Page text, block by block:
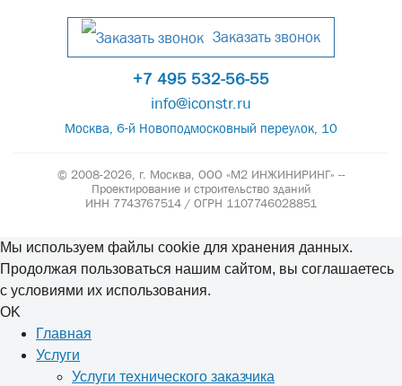
Заказать звонок
+7 495 532-56-55
info@iconstr.ru
Москва, 6-й Новоподмосковный переулок, 10
© 2008-2026, г. Москва, ООО «М2 ИНЖИНИРИНГ» --
Проектирование и строительство зданий
ИНН 7743767514 / ОГРН 1107746028851
Мы используем файлы cookie для хранения данных.
Продолжая пользоваться нашим сайтом, вы соглашаетесь
с условиями их использования.
OK
Главная
Услуги
Услуги технического заказчика